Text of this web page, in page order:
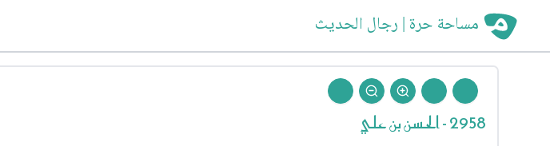
مساحة حرة | رجال الحديث
2958 - الحسن بن علي